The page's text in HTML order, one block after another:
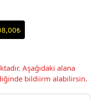
Aşağıdaki alana
bildiirm alabilirsin.